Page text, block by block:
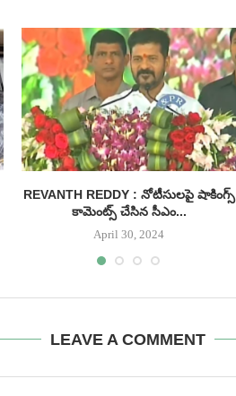
REVANTH REDDY : నోటీసులపై షాకింగ్స్
కామెంట్స్ చేసిన సీఎం...
April 30, 2024
LEAVE A COMMENT